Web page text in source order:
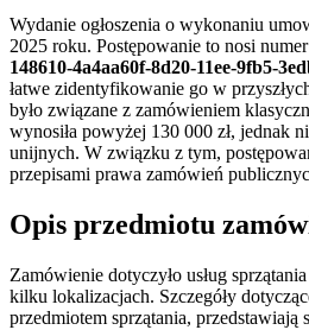
Wydanie ogłoszenia o wykonaniu
2025 roku. Postępowanie to nosi
148610-4a4aa60f-8d20-11ee-9fb5-
łatwe zidentyfikowanie go w
było związane z zamówieniem
wynosiła powyżej 130 000 zł, jednak
unijnych. W związku z tym,
przepisami prawa zamówień
Opis przedmiotu
Zamówienie dotyczyło usług
kilku lokalizacjach. Szczegóły
przedmiotem sprzątania, przedstawiają